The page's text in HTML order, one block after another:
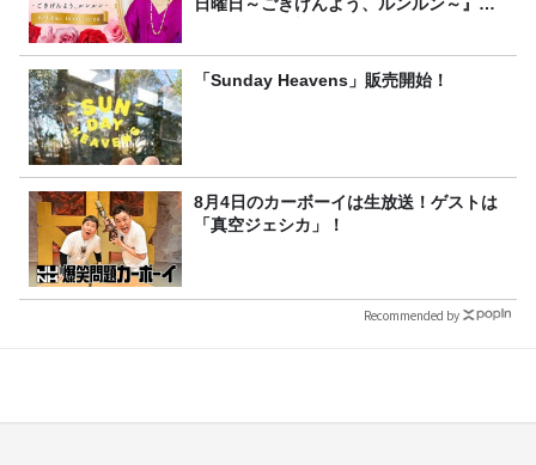
「Sunday Heavens」販売開始！
8月4日のカーボーイは生放送！ゲストは
「真空ジェシカ」！
Recommended by